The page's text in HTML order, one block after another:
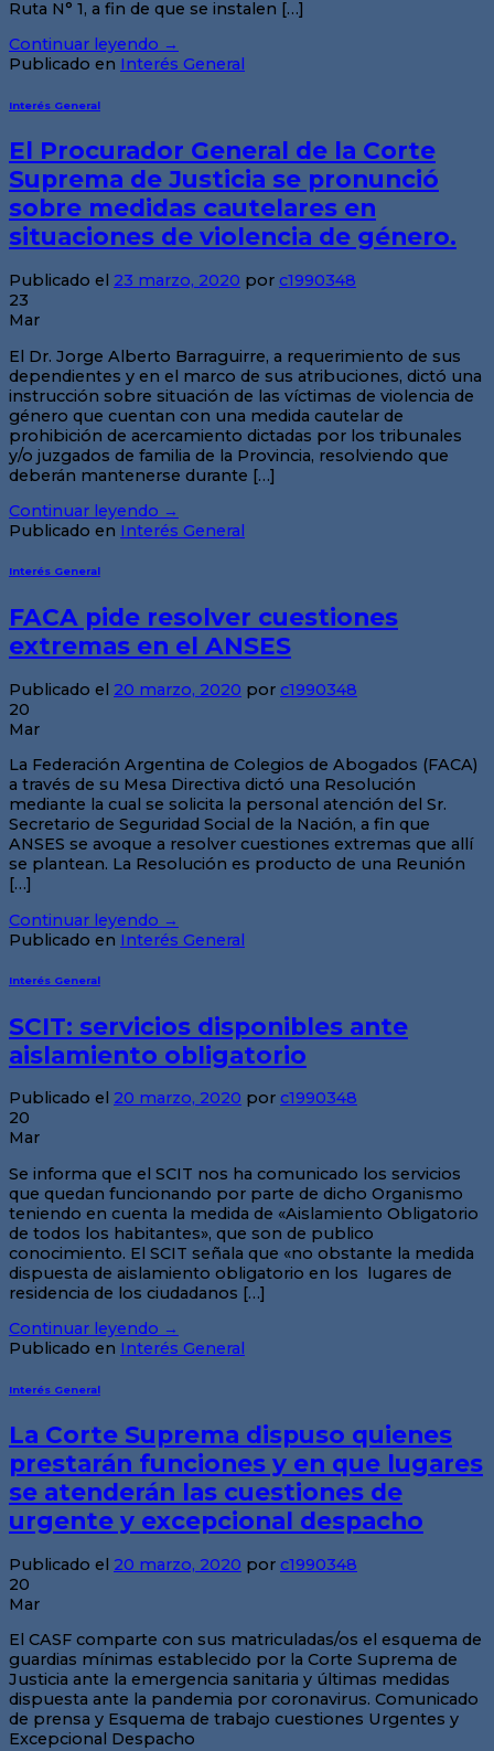
Ruta N° 1, a fin de que se instalen […]
Continuar leyendo →
Publicado en Interés General
Interés General
El Procurador General de la Corte
Suprema de Justicia se pronunció
sobre medidas cautelares en
situaciones de violencia de género.
Publicado el 23 marzo, 2020 por c1990348
23
Mar
El Dr. Jorge Alberto Barraguirre, a requerimiento de sus
dependientes y en el marco de sus atribuciones, dictó una
instrucción sobre situación de las víctimas de violencia de
género que cuentan con una medida cautelar de
prohibición de acercamiento dictadas por los tribunales
y/o juzgados de familia de la Provincia, resolviendo que
deberán mantenerse durante […]
Continuar leyendo →
Publicado en Interés General
Interés General
FACA pide resolver cuestiones
extremas en el ANSES
Publicado el 20 marzo, 2020 por c1990348
20
Mar
La Federación Argentina de Colegios de Abogados (FACA)
a través de su Mesa Directiva dictó una Resolución
mediante la cual se solicita la personal atención del Sr.
Secretario de Seguridad Social de la Nación, a fin que
ANSES se avoque a resolver cuestiones extremas que allí
se plantean. La Resolución es producto de una Reunión
[…]
Continuar leyendo →
Publicado en Interés General
Interés General
SCIT: servicios disponibles ante
aislamiento obligatorio
Publicado el 20 marzo, 2020 por c1990348
20
Mar
Se informa que el SCIT nos ha comunicado los servicios
que quedan funcionando por parte de dicho Organismo
teniendo en cuenta la medida de «Aislamiento Obligatorio
de todos los habitantes», que son de publico
conocimiento. El SCIT señala que «no obstante la medida
dispuesta de aislamiento obligatorio en los lugares de
residencia de los ciudadanos […]
Continuar leyendo →
Publicado en Interés General
Interés General
La Corte Suprema dispuso quienes
prestarán funciones y en que lugares
se atenderán las cuestiones de
urgente y excepcional despacho
Publicado el 20 marzo, 2020 por c1990348
20
Mar
El CASF comparte con sus matriculadas/os el esquema de
guardias mínimas establecido por la Corte Suprema de
Justicia ante la emergencia sanitaria y últimas medidas
dispuesta ante la pandemia por coronavirus. Comunicado
de prensa y Esquema de trabajo cuestiones Urgentes y
Excepcional Despacho